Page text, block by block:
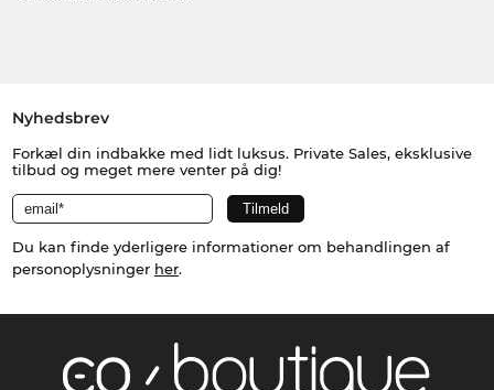
Nyhedsbrev
Forkæl din indbakke med lidt luksus. Private Sales, eksklusive
tilbud og meget mere venter på dig!
Du kan finde yderligere informationer om behandlingen af
personoplysninger her.